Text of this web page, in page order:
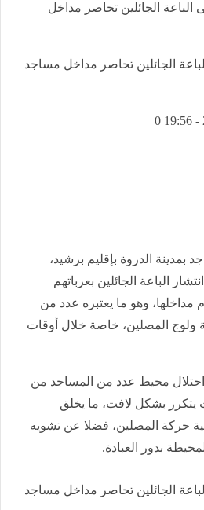
الباعة الجائلين تحاصر مداخل
0
الدروة بإقليم برشيد،
الباعة الجائلين بعرباتهم
مداخلها، وهو ما يعتبره عدد من
ولوج المصلين، خاصة خلال أوقات
محيط عدد من المساجد من
يتكرر بشكل لافت، ما يخلق
حركة المصلين، فضلا عن تشويه
بدور العبادة.